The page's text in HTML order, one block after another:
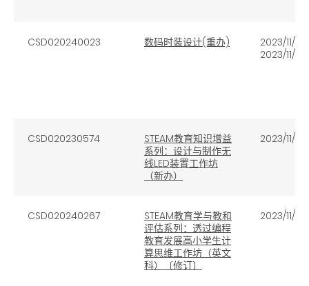
CSD020240023 数码时装设计(重办)
2023/11/
2023/11/30
CSD020230574
STEAM教育知识增益
系列：设计与制作无
线LED装置工作坊
（新办）
2023/11/29
CSD020240267
STEAM教育学与教和
评估系列：透过编程
教育发展高小学生计
算思维工作坊（英文
科）〔修订〕
2023/11/28